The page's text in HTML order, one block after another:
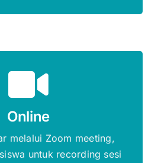
Online
melalui Zoom meeting,
untuk recording sesi
Biaya Pendaftaran
SEKARANG